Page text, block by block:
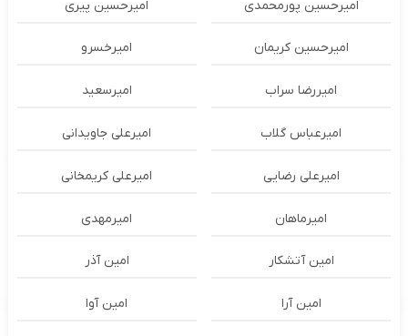
امیرحسین پورمحمدی امیرحسین پیری
امیرحسین کریمان امیرخسرو
امیررضا سراب امیرسعید
امیرعباس گلاب امیرعلی جاویدانی
امیرعلی رضایی امیرعلی کریمخانی
امیرماهان امیرمهدی
امین آتشکار امین آذر
امین آرا امین آوا